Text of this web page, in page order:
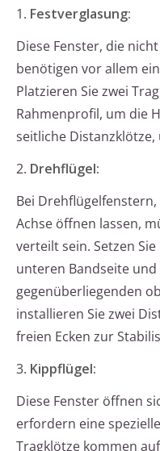
1. Festverglasung:
Diese Fenster, die
benötigen vor allem
Platzieren Sie zwei
Rahmenprofil, um die
seitliche Distanzklötze,
2. Drehflügel:
Bei
Achse öffnen lassen,
verteilt sein. Setzen
unteren Bandseite
gegenüberliegenden
installieren Sie zwei
freien Ecken zur
3. Kippflügel:
Diese Fenster öffnen
erfordern eine
Tragklötze kommen